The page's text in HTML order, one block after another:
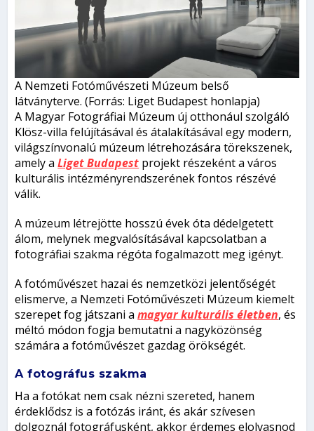
A Nemzeti Fotóművészeti Múzeum belső
látványterve. (Forrás: Liget Budapest honlapja)
A Magyar Fotográfiai Múzeum új otthonául szolgáló
Klösz-villa felújításával és átalakításával egy modern,
világszínvonalú múzeum létrehozására törekszenek,
amely aLiget Budapest projekt részeként a város
kulturális intézményrendszerének fontos részévé
válik.
A múzeum létrejötte hosszú évek óta dédelgetett
álom, melynek megvalósításával kapcsolatban a
fotográfiai szakma régóta fogalmazott meg igényt.
A fotóművészet hazai és nemzetközi jelentőségét
elismerve, a Nemzeti Fotóművészeti Múzeum kiemelt
szerepet fog játszani amagyar kulturális életben, és
méltó módon fogja bemutatni a nagyközönség
számára a fotóművészet gazdag örökségét.
A fotográfus szakma
Ha a fotókat nem csak nézni szereted, hanem
érdeklődsz is a fotózás iránt, és akár szívesen
dolgoznál fotográfusként, akkor érdemes elolvasnod